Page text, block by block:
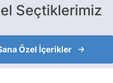
Seçtiklerimiz
Özel İçerikler